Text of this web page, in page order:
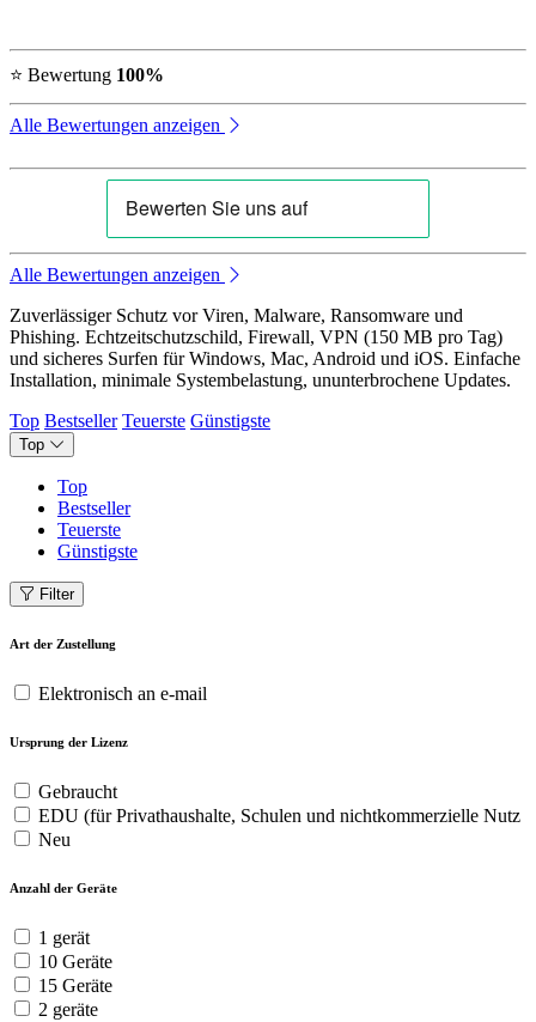
⭐ Bewertung 100%
Alle Bewertungen anzeigen
Alle Bewertungen anzeigen
Zuverlässiger Schutz vor Viren, Malware, Ransomware und
Phishing. Echtzeitschutzschild, Firewall, VPN (150 MB pro Tag)
und sicheres Surfen für Windows, Mac, Android und iOS. Einfache
Installation, minimale Systembelastung, ununterbrochene Updates.
Top Bestseller Teuerste Günstigste
Top
Top
Bestseller
Teuerste
Günstigste
Filter
Art der Zustellung
Elektronisch an e-mail
Ursprung der Lizenz
Gebraucht
EDU (für Privathaushalte, Schulen und nichtkommerzielle Nutz
Neu
Anzahl der Geräte
1 gerät
10 Geräte
15 Geräte
2 geräte